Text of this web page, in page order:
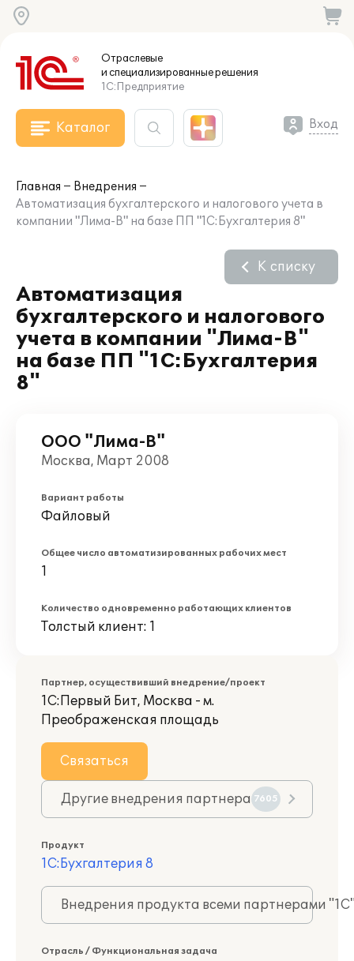
Отраслевые
и специализированныерешения
1С:Предприятие
Каталог Вход
Главная
Внедрения
Автоматизация бухгалтерского и налогового учета в
компании "Лима-В" на базе ПП "1С:Бухгалтерия 8"
Автоматизация
бухгалтерского и налогового
учета в компании "Лима-В"
на базе ПП "1С:Бухгалтерия
8"
К списку
ООО "Лима-В"
Москва, Март 2008
Вариант работы
Файловый
Общее число автоматизированных рабочих мест
1
Количество одновременно работающих клиентов
Толстый клиент: 1
Партнер, осуществивший внедрение/проект
1С:Первый Бит, Москва - м.
Преображенская площадь
Связаться
Другие внедрения партнера 7605
Продукт
1С:Бухгалтерия 8
Внедрения продукта всеми партнерами
Отрасль / Функциональная задача